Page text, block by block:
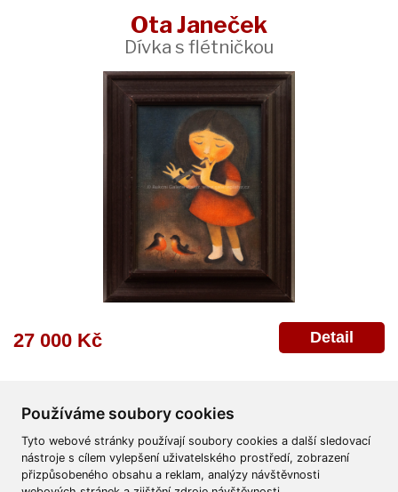
Používáme soubory cookies
Tyto webové stránky používají soubory cookies a další sledovací
nástroje s cílem vylepšení uživatelského prostředí, zobrazení
přizpůsobeného obsahu a reklam, analýzy návštěvnosti
Ota Janeček
Dívka s flétničkou
27 000 Kč Detail
Všeobecné obchodní podmínky Reklamační řád Ochrana osobních údajů